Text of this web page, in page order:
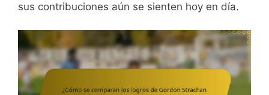
sus contribuciones aún se sienten hoy en día.